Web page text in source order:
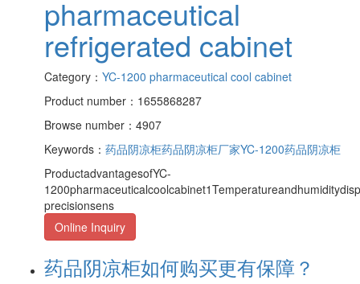
pharmaceutical
refrigerated cabinet
Category： YC-1200 pharmaceutical cool cabinet
Product number：1655868287
Browse number：4907
Keywords： 药品阴凉柜药品阴凉柜厂家YC-1200药品阴凉柜
ProductadvantagesofYC-
precisionsens
Online Inquiry
药品阴凉柜如何购买更有保障？